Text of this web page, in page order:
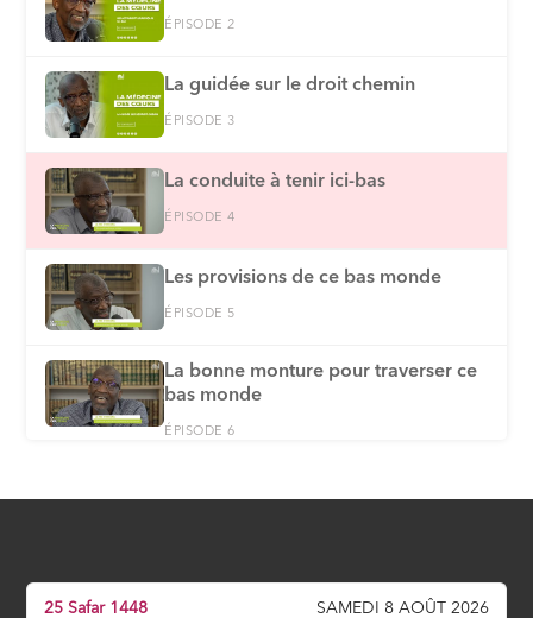
ÉPISODE 2
La guidée sur le droit chemin
ÉPISODE 3
La conduite à tenir ici-bas
ÉPISODE 4
Les provisions de ce bas monde
ÉPISODE 5
La bonne monture pour traverser ce
bas monde
ÉPISODE 6
La clé de la réussite en ce bas monde
25 Safar 1448 SAMEDI 8 AOÛT 2026